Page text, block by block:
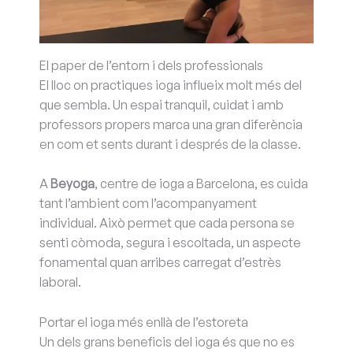
El paper de l’entorn i dels professionals
El lloc on practiques ioga influeix molt més del
que sembla. Un espai tranquil, cuidat i amb
professors propers marca una gran diferència
en com et sents durant i després de la classe.
A Beyoga, centre de ioga a Barcelona, es cuida
tant l’ambient com l’acompanyament
individual. Això permet que cada persona se
senti còmoda, segura i escoltada, un aspecte
fonamental quan arribes carregat d’estrès
laboral.
Portar el ioga més enllà de l’estoreta
Un dels grans beneficis del ioga és que no es